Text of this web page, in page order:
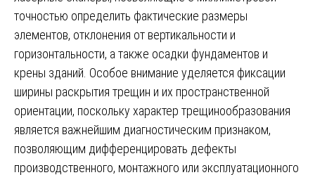
точностью определить фактические размеры
элементов, отклонения от вертикальности и
горизонтальности, а также осадки фундаментов и
крены зданий. Особое внимание уделяется фиксации
ширины раскрытия трещин и их пространственной
ориентации, поскольку характер трещинообразования
является важнейшим диагностическим признаком,
позволяющим дифференцировать дефекты
производственного, монтажного или эксплуатационного